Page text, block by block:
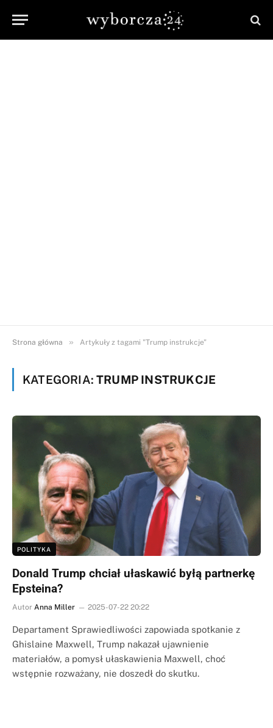
Strona główna » Artykuły z tagami "Trump instrukcje"
KATEGORIA:TRUMP INSTRUKCJE
POLITYKA
Donald Trump chciał ułaskawić byłą partnerkę
Epsteina?
Autor Anna Miller 2025-07-22 20:22
Departament Sprawiedliwości zapowiada spotkanie z
Ghislaine Maxwell, Trump nakazał ujawnienie
materiałów, a pomysł ułaskawienia Maxwell, choć
wstępnie rozważany, nie doszedł do skutku.